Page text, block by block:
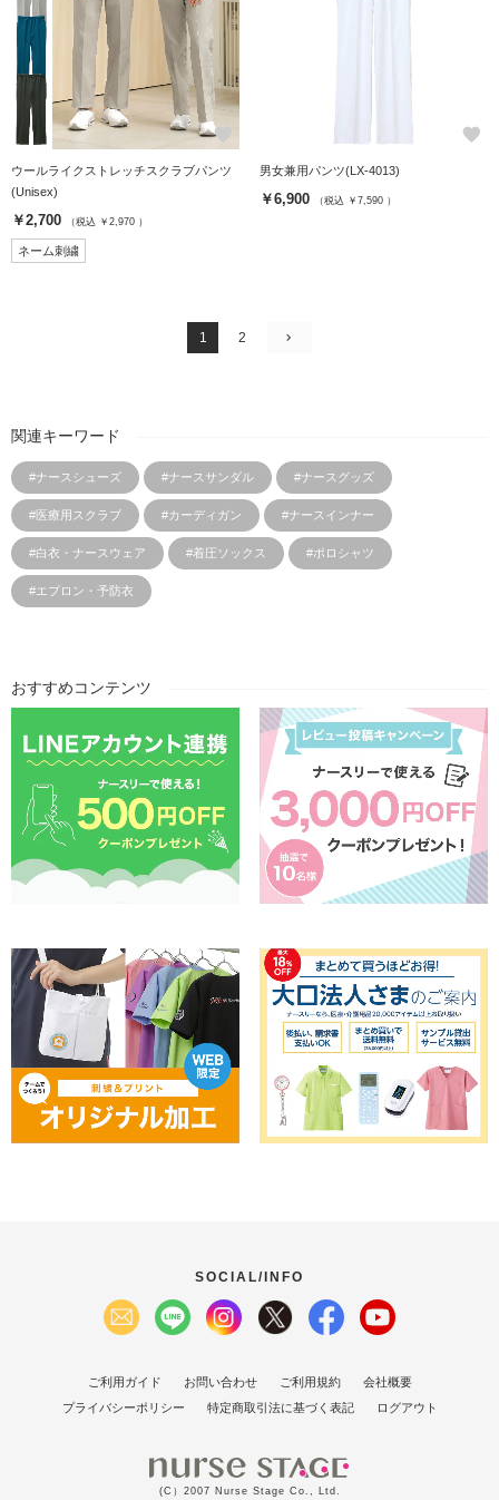
favorite
ウールライクストレッチスクラブパンツ
(Unisex)
￥2,700 （税込 ￥2,970 ）
ネーム刺繍
favorite
男女兼用パンツ(LX-4013)
￥6,900 （税込 ￥7,590 ）
1 2
関連キーワード
#ナースシューズ #ナースサンダル #ナースグッズ
#医療用スクラブ #カーディガン #ナースインナー
#白衣・ナースウェア #着圧ソックス #ポロシャツ
#エプロン・予防衣
おすすめコンテンツ
SOCIAL/INFO
ご利用ガイド お問い合わせ ご利用規約
会社概要
プライバシーポリシー
特定商取引法に基づく表記 ログアウト
(C）2007 Nurse Stage Co., Ltd.